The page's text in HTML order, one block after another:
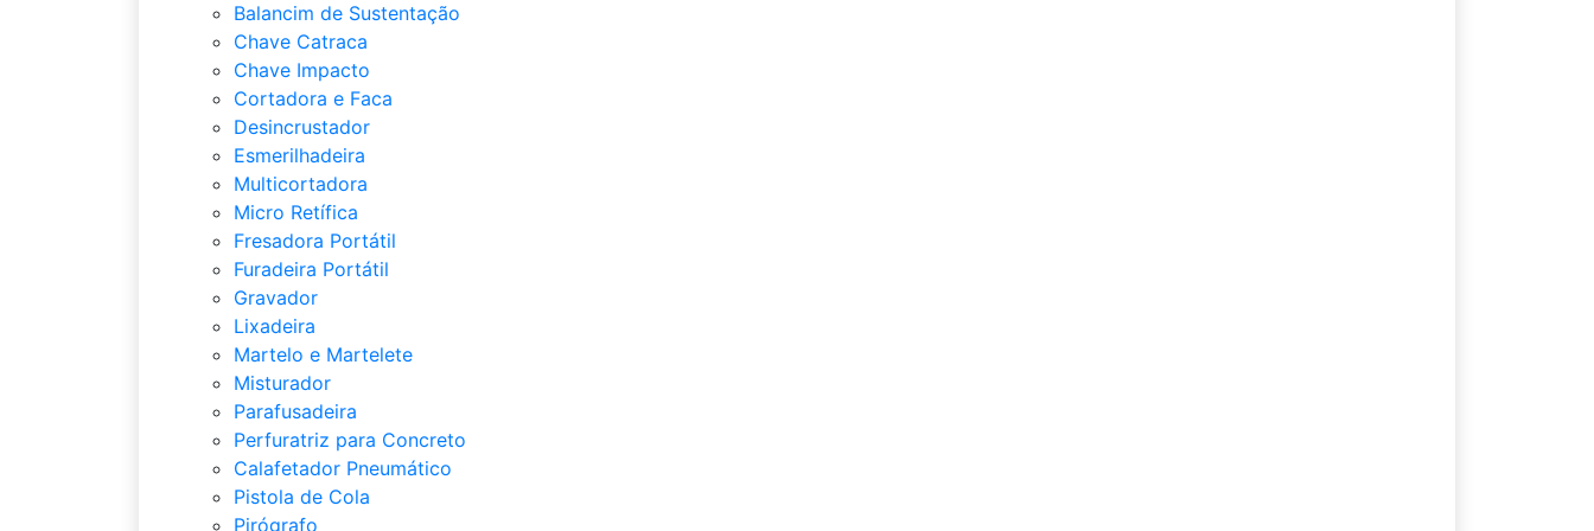
Balancim de Sustentação
Chave Catraca
Chave Impacto
Cortadora e Faca
Desincrustador
Esmerilhadeira
Multicortadora
Micro Retífica
Fresadora Portátil
Furadeira Portátil
Gravador
Lixadeira
Martelo e Martelete
Misturador
Parafusadeira
Perfuratriz para Concreto
Calafetador Pneumático
Pistola de Cola
Pirógrafo